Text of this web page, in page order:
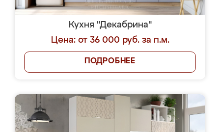
Кухня "Декабрина"
Цена: от 36 000 руб. за п.м.
ПОДРОБНЕЕ